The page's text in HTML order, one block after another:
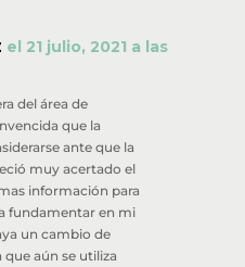
el 21 julio, 2021 a las
del área de
que la
ante que la
muy acertado el
información para
fundamentar en mi
un cambio de
aún se utiliza